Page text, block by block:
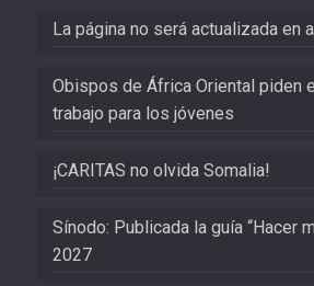
La página no será actualizada en
Obispos de África Oriental piden
trabajo para los jóvenes
¡CARITAS no olvida Somalia!
Sínodo: Publicada la guía “Hacer
2027